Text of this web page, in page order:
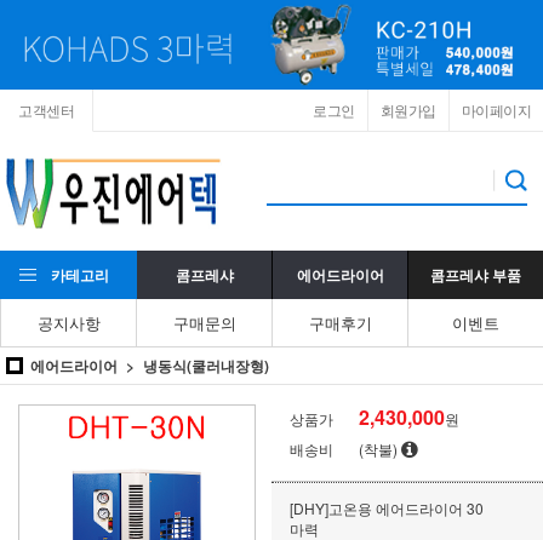
고객센터 마이페이지
회원가입
로그인
카테고리 콤프레샤 에어드라이어 콤프레샤 부품
공지사항 구매문의 구매후기 이벤트
에어드라이어 냉동식(쿨러내장형)
상품가 2,430,000원
배송비
(착불)
[DHY]고온용 에어드라이어 30
마력